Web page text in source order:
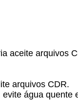
aceite arquivos
arquivos CDR.
água quente